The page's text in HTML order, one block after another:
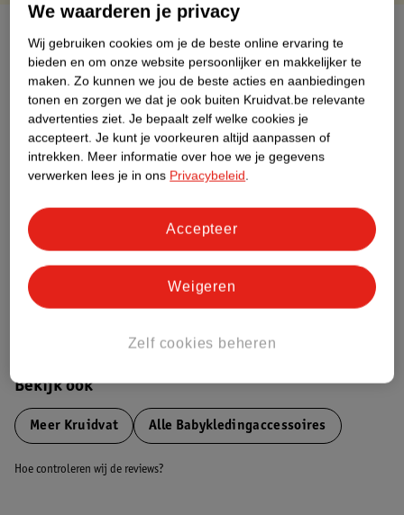
Over dit product
Productinformatie
Etiketinformatie
Nature Impact Score
Dit product heeft (nog) geen Nature
Impact Score.
Bekijk ook
Meer Kruidvat Alle Babykledingaccessoires
Hoe controleren wij de reviews?
We waarderen je privacy
Wij gebruiken cookies om je de beste online ervaring te
bieden en om onze website persoonlijker en makkelijker te
maken. Zo kunnen we jou de beste acties en aanbiedingen
tonen en zorgen we dat je ook buiten Kruidvat.be relevante
advertenties ziet. Je bepaalt zelf welke cookies je
accepteert. Je kunt je voorkeuren altijd aanpassen of
intrekken. Meer informatie over hoe we je gegevens
verwerken lees je in ons Privacybeleid.
Zelf cookies beheren
Weigeren
Accepteer